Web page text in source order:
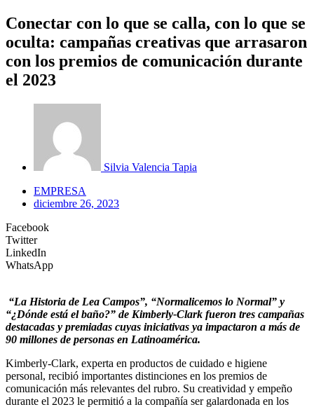
Conectar con lo que se calla, con lo que se
oculta: campañas creativas que arrasaron
con los premios de comunicación durante
el 2023
Silvia Valencia Tapia
EMPRESA
diciembre 26, 2023
Facebook
Twitter
LinkedIn
WhatsApp
“La Historia de Lea Campos”, “Normalicemos lo Normal” y
“¿Dónde está el baño?” de Kimberly-Clark fueron tres campañas
destacadas y premiadas cuyas iniciativas ya impactaron a más de
90 millones de personas en Latinoamérica.
Kimberly-Clark, experta en productos de cuidado e higiene
personal, recibió importantes distinciones en los premios de
comunicación más relevantes del rubro. Su creatividad y empeño
durante el 2023 le permitió a la compañía ser galardonada en los